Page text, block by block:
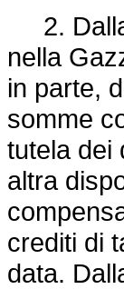
2. Dalla
nella
in parte,
somme
tutela dei
altra
crediti di
data.